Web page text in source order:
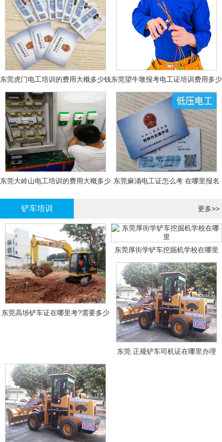
东莞虎门电工培训的费用大概多少钱东莞望牛墩报考电工证培训费用多少
钱
东莞大岭山电工培训的费用大概多少 东莞麻涌电工证怎么考 在哪里报名
铲车培训 更多>>
东莞高埗铲车证在哪里考?需要多少
东莞厚街学铲车挖掘机学校在哪里
东莞 正规铲车司机证在哪里办理